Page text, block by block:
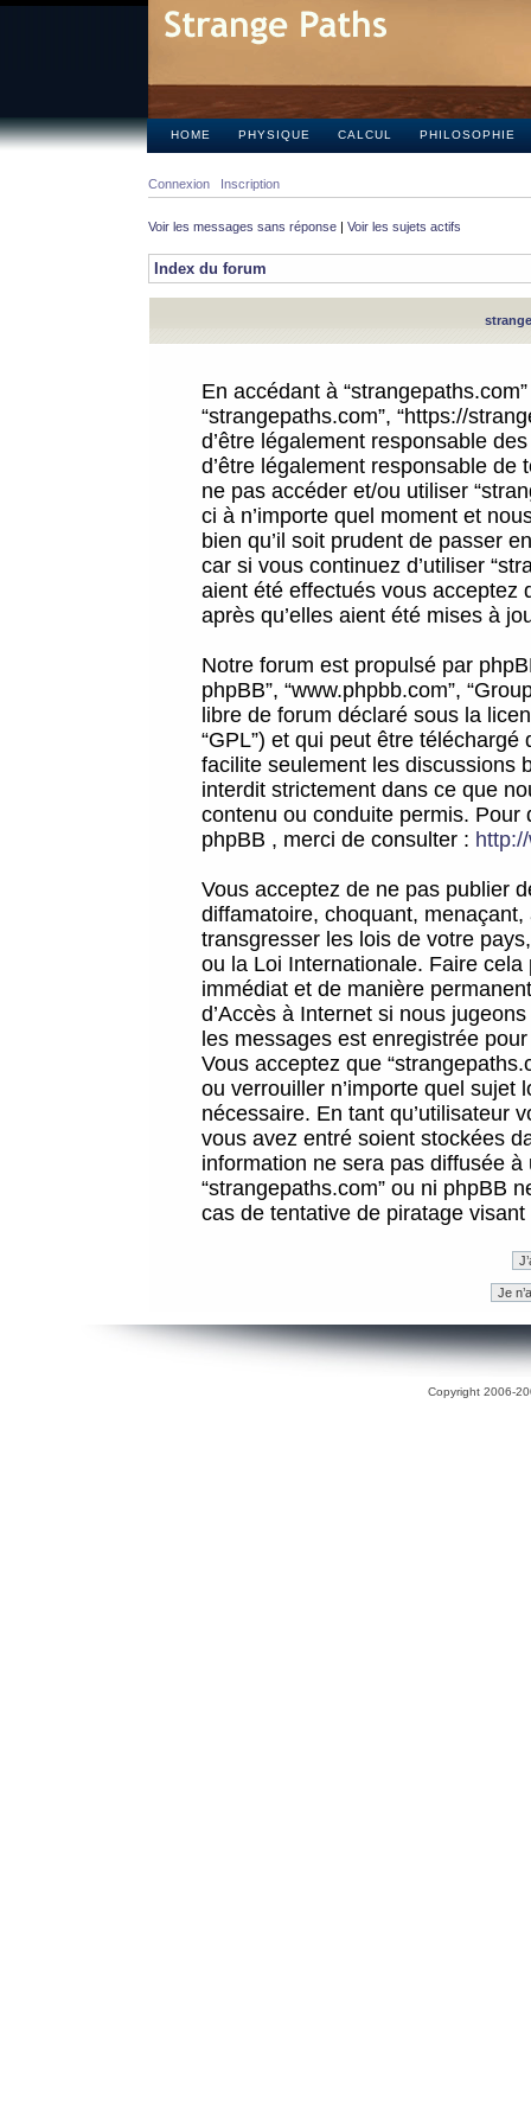
HOME PHYSIQUE CALCUL PHILOSOPHIE
Connexion Inscription
Voir les messages sans réponse | Voir les sujets actifs
Index du forum
En accédant à
“strangepaths.com”, “https://
d’être légalement responsable
d’être légalement responsable
ne pas accéder et/ou utiliser
ci à n’importe quel moment et
bien qu’il soit prudent de passer
car si vous continuez d’utiliser
aient été effectués vous acceptez
après qu’elles aient été mises à
Notre forum est propulsé par
phpBB”, “www.phpbb.com”,
libre de forum déclaré sous la
“GPL”) et qui peut être téléchargé
facilite seulement les discussions
interdit strictement dans ce que
contenu ou conduite permis.
phpBB , merci de consulter :
Vous acceptez de ne pas publier
diffamatoire, choquant,
transgresser les lois de votre
ou la Loi Internationale. Faire
immédiat et de manière
d’Accès à Internet si nous
les messages est enregistrée
Vous acceptez que
ou verrouiller n’importe quel sujet
nécessaire. En tant qu’utilisateur
vous avez entré soient stockées
information ne sera pas diffusée
“strangepaths.com” ou ni phpBB
cas de tentative de piratage
Copyright 2006-